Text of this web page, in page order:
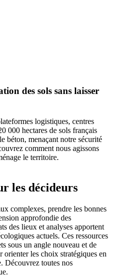
des sols sans laisser
logistiques, centres
000 hectares de sols français
béton, menaçant notre sécurité
comment nous agissons
le territoire.
les décideurs
complexes, prendre les bonnes
approfondie des
des lieux et analyses apportent
actuels. Ces ressources
sous un angle nouveau et de
orienter les choix stratégiques en
Découvrez toutes nos